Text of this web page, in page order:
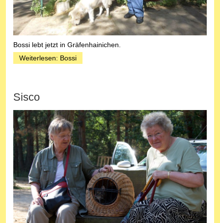
Bossi lebt jetzt in Gräfenhainichen.
Weiterlesen: Bossi
Sisco